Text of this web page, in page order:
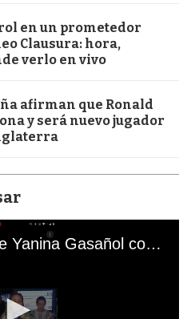
en un prometedor
Clausura: hora,
verlo en vivo
afirman que Ronald
y será nuevo jugador
El mal momento de Yanina Gasañol con un hincha argentino en "Subrayado"